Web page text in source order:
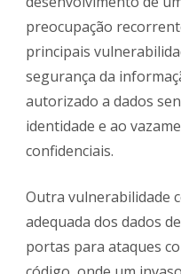
preocupação
principais
segurança da
autorizado a dados
identidade e ao
confidenciais.
Outra vulnerabilidade
adequada dos dados
portas para ataques